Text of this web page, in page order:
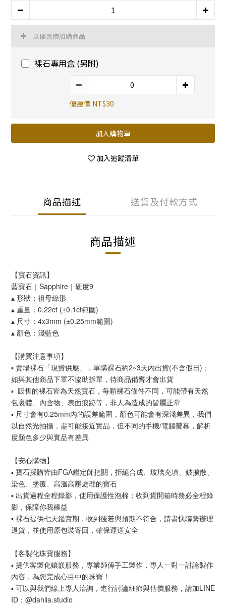
以優惠價加購商品
裸石專用盒 (另附)
優惠價 NT$30
加入購物車
加入追蹤清單
商品描述 送貨及付款方式
商品描述
【寶石資訊】
藍寶石｜Sapphire｜硬度9
▴ 形狀：祖母綠形
▴ 重量：0.22ct (±0.1ct範圍)
▴ 尺寸：4x3mm (±0.25mm範圍)
▴ 顏色：淺藍色
【購買注意事項】
▪︎ 賣場裸石「現貨供應」，單購裸石約2~3天內出貨(不含假日)；
如與其他商品下單不協助拆單，待商品備齊才會出貨
▪︎ 販售的裸石皆為天然寶石，每顆裸石條件不同，可能帶有天然
包裹體、內含物、表面痕跡等，非人為造成的皆屬正常
▪︎ 尺寸會有0.25mm內的誤差範圍，顏色可能會有深淺差異，我們
以自然光拍攝，盡可能接近實品，但不同的手機/電腦螢幕，解析
度顏色多少與實品有差異
【安心購物】
▪︎ 寶石採購皆由FGA鑑定師把關，拒絕合成、玻璃充填、鈹擴散、
染色、塗覆、高溫高壓處理的寶石
▪︎ 出貨過程全程錄影，使用保護性泡棉；收到貨開箱時務必全程錄
影，保障你我權益
▪︎ 裸石提供七天鑑賞期，收到後若與預期不符合，請盡快聯繫辦理
退貨，並使用原包裝寄回，確保運送安全
【客製化珠寶服務】
▪︎ 提供客製化鑲嵌服務，專業師傅手工製作，專人一對一討論製作
內容，為您完成心目中的珠寶！
▪︎ 可以與我們線上專人洽詢，進行討論細節與估價服務，請加LINE
ID：@dahlia.studio